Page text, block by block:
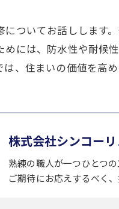
ついてお話しします
めには、防水性や耐候
、住まいの価値を高
株式会社シンコー
熟練の職人が一つひとつ
ご期待にお応えするべく